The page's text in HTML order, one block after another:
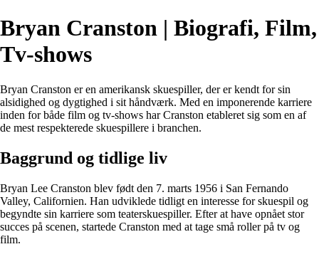
Bryan Cranston | Biografi, Film,
Tv-shows
Bryan Cranston er en amerikansk skuespiller, der er kendt for sin
alsidighed og dygtighed i sit håndværk. Med en imponerende karriere
inden for både film og tv-shows har Cranston etableret sig som en af
de mest respekterede skuespillere i branchen.
Baggrund og tidlige liv
Bryan Lee Cranston blev født den 7. marts 1956 i San Fernando
Valley, Californien. Han udviklede tidligt en interesse for skuespil og
begyndte sin karriere som teaterskuespiller. Efter at have opnået stor
succes på scenen, startede Cranston med at tage små roller på tv og
film.